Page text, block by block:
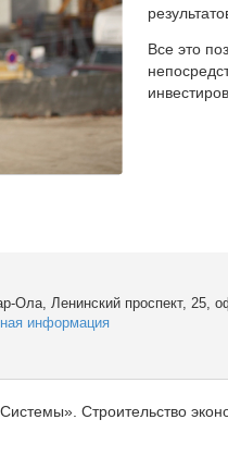
Все это
Ола, Ленинский проспект, 25,
информация
Строительство